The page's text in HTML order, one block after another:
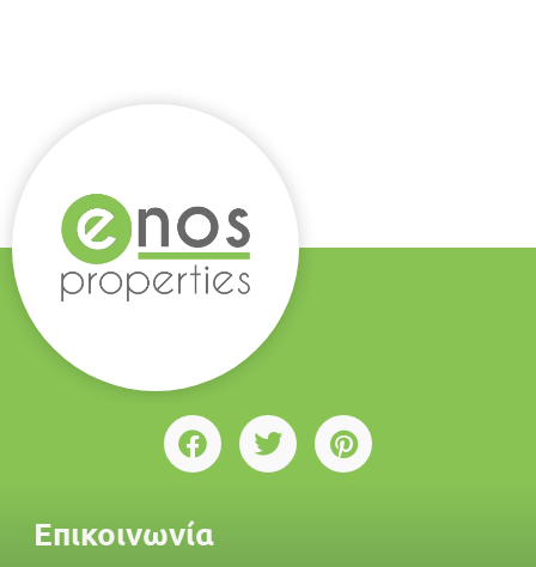
Επικοινωνία